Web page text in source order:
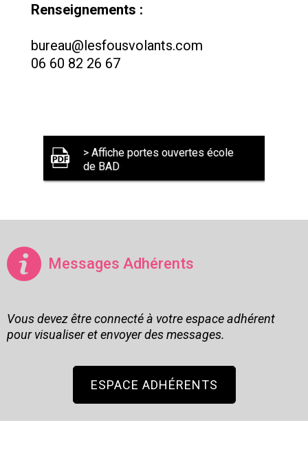
Renseignements :
bureau@lesfousvolants.com
06 60 82 26 67
> Affiche portes ouvertes école
de BAD
Messages Adhérents
Vous devez être connecté à votre espace adhérent
pour visualiser et envoyer des messages.
ESPACE ADHÉRENTS